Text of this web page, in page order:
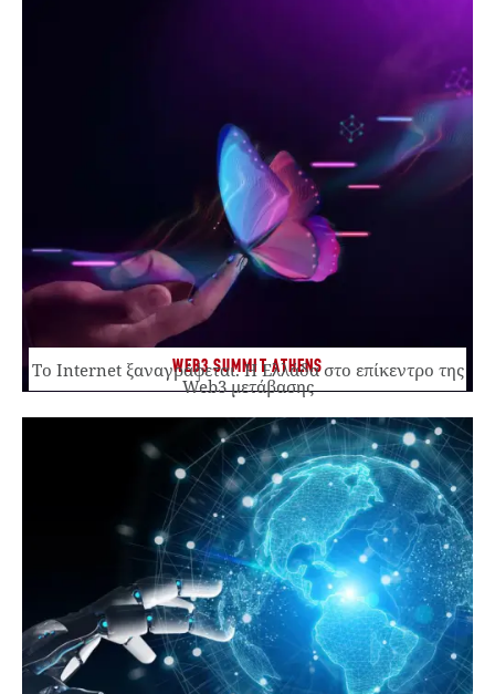
WEB3 SUMMIT ATHENS
Το Internet ξαναγράφεται. Η Ελλάδα στο επίκεντρο της
Web3 μετάβασης